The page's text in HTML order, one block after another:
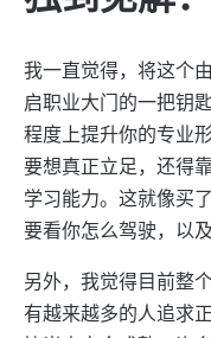
我一直觉得，将这个
启职业大门的一把钥
程度上提升你的专业
要想真正立足，还得
学习能力。这就像买
要看你怎么驾驶，以
另外，我觉得目前整
有越来越多的人追求